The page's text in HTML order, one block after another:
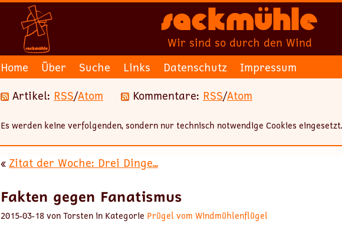
Sackmühle
Wir sind so durch den Wind
Home
Über Suche Links Datenschutz
Impressum
Artikel: RSS/Atom Kommentare: RSS/Atom
Es werden keine verfolgenden, sondern nur technisch notwendige Cookies eingesetzt.
« Zitat der Woche: Drei Dinge...
Fakten gegen Fanatismus
2015-03-18 von Torsten in Kategorie Prügel vom Windmühlenflügel